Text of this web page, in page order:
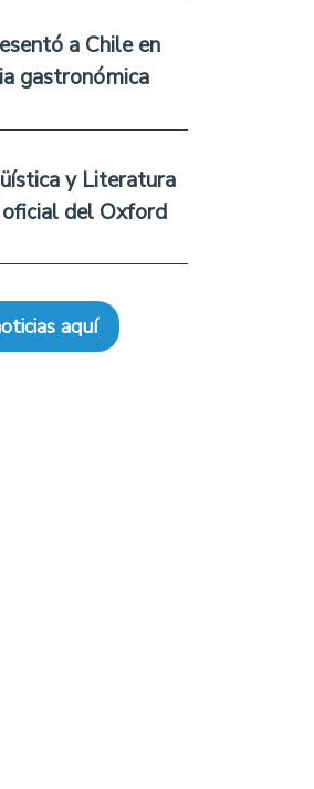
a Chile en
gastronómica
y Literatura
del Oxford
aquí